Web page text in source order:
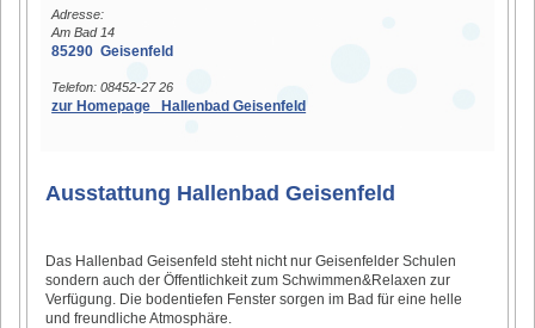
Adresse:
Am Bad 14
85290 Geisenfeld
Telefon: 08452-27 26
zur Homepage Hallenbad Geisenfeld
Ausstattung Hallenbad Geisenfeld
Das Hallenbad Geisenfeld steht nicht nur Geisenfelder Schulen
sondern auch der Öffentlichkeit zum Schwimmen&Relaxen zur
Verfügung. Die bodentiefen Fenster sorgen im Bad für eine helle
und freundliche Atmosphäre.